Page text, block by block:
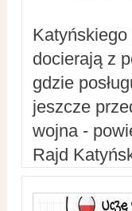
docierają z
gdzie
jeszcze
wojna -
Rajd